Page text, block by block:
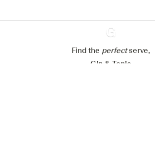
Ginventory
Find the perfectserve,
Gin & Tonic